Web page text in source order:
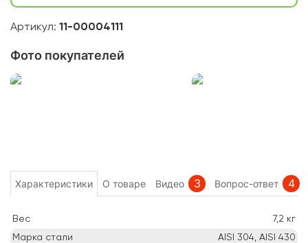
Артикул: 11-00004111
Фото покупателей
Характеристики О товаре Видео 3 Вопрос-ответ 4
Вес 7,2 кг
Марка стали
AISI 304, AISI 430